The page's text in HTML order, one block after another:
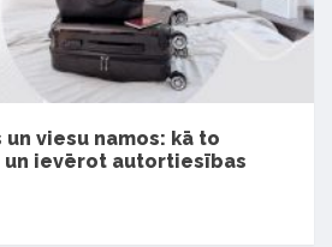
un viesu namos: kā to
ievērot autortiesības